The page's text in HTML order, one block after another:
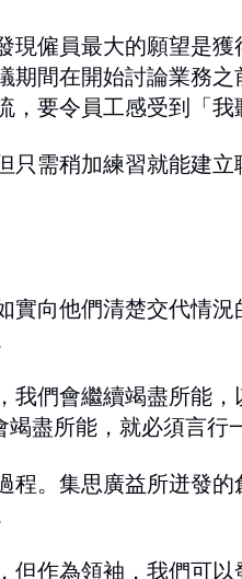
現僱員最大的願望是
期間在開始討論業務
要令員工感受到「我
只需稍加練習就能建
實向他們清楚交代情
我們會繼續竭盡所能
盡所能，就必須言行
程。集思廣益所迸發
但作為領袖，我們可